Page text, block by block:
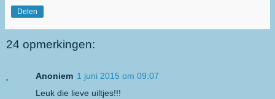
Delen
24 opmerkingen:
Anoniem 1 juni 2015 om 09:07
Leuk die lieve uiltjes!!!